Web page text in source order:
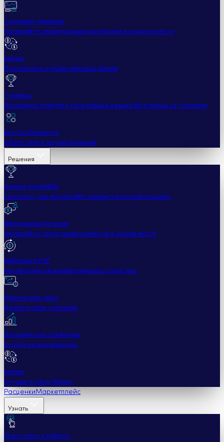
Торговый терминал
Управляйте своим полным портфелем из одного места
Биржи
Подключите лучшие мировые биржи
Турниры
Продемонстрируйте свои навыки и выиграйте призы за торговлю
Все Особенности
Обзор этих и других функций
Решения
Hopper ArenaNEW
Смотрите, как модели ИИ сражаются на крипторынке
Менеджеры Активов
Управляйте средствами клиентов в одном месте
Майнеры и PSP
Автоматически конвертировать средства.
Физические лица
Начните свою торговлю
Продвинутые трейдеры
Будьте на шаг впереди.
Биржи
Улучшите свою биржу.
РасценкиМаркетплейс
Узнать
Приступить к работе